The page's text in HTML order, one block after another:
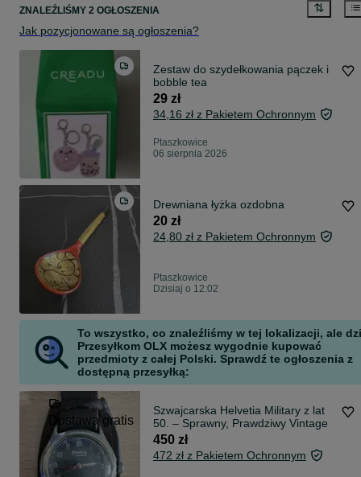
ZNALEŹLIŚMY 2 OGŁOSZENIA
Jak pozycjonowane są ogłoszenia?
Zestaw do szydełkowania pączek i
bobble tea
29 zł
34,16 zł z Pakietem Ochronnym
Ptaszkowice
06 sierpnia 2026
Drewniana łyżka ozdobna
20 zł
24,80 zł z Pakietem Ochronnym
Ptaszkowice
Dzisiaj o 12:02
To wszystko, co znaleźliśmy w tej lokalizacji, ale
Przesyłkom OLX możesz wygodnie kupować
przedmioty z całej Polski. Sprawdź te ogłoszenia z
dostępną przesyłką:
Dostawa gratis
Szwajcarska Helvetia Military z lat
50. – Sprawny, Prawdziwy Vintage
450 zł
472 zł z Pakietem Ochronnym